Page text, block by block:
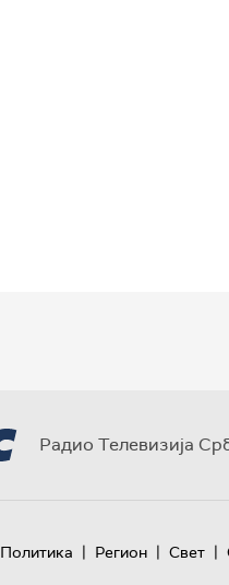
Радио Телевизија
Политика | Регион | Свет |